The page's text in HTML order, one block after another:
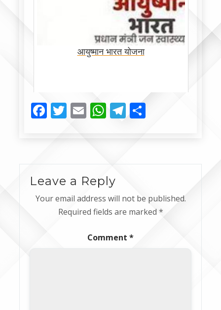
आयुष्मान भारत योजना
Facebook
Twitter
EmailWhatsApp
Telegram
Leave a Reply
Your email address will not be published.
Required fields are marked *
Comment *